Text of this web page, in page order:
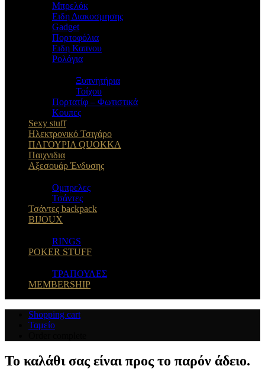
Μπρελόκ
Eιδη Διακοσμησης
Gadget
Πορτοφόλια
Ειδη Καπνου
Ρολόγια
Ξυπνητήρια
Τοίχου
Πορτατίφ – Φωτιστικά
Κουπες
Sexy stuff
Ηλεκτρονικό Τσιγάρο
ΠΑΓΟΥΡΙΑ QUOKKA
Παιχνιδια
Αξεσουάρ Ένδυσης
Oμπρελες
Τσάντες
Τσάντες backpack
BIJOUX
RINGS
POKER STUFF
ΤΡΑΠΟΥΛΕΣ
MEMBERSHIP
Shopping cart
Ταμείο
Το καλάθι σας είναι προς το παρόν άδειο.